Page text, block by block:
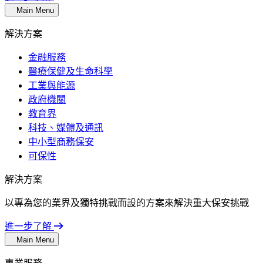
Main Menu
解決方案
金融服務
醫療保健及生命科學
工業與能源
政府機關
教育界
科技、媒體及通訊
中小型商務保安
可保性
解決方案
以專為您的業界及獨特挑戰而設的方案來解決重大保安挑戰
進一步了解
Main Menu